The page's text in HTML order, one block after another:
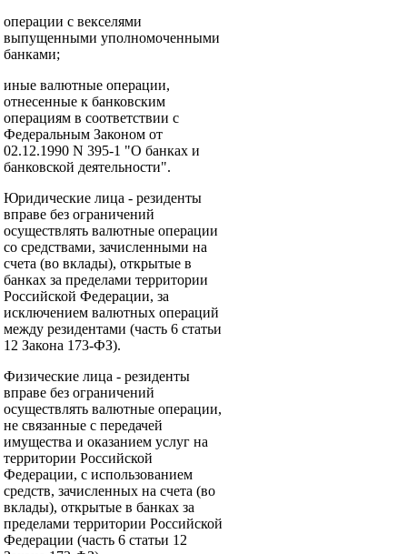
операции с векселями
выпущенными уполномоченными
банками;
иные валютные операции,
отнесенные к банковским
операциям в соответствии с
Федеральным Законом от
02.12.1990 N 395-1 "О банках и
банковской деятельности".
Юридические лица - резиденты
вправе без ограничений
осуществлять валютные операции
со средствами, зачисленными на
счета (во вклады), открытые в
банках за пределами территории
Российской Федерации, за
исключением валютных операций
между резидентами (часть 6 статьи
12 Закона 173-ФЗ).
Физические лица - резиденты
вправе без ограничений
осуществлять валютные операции,
не связанные с передачей
имущества и оказанием услуг на
территории Российской
Федерации, с использованием
средств, зачисленных на счета (во
вклады), открытые в банках за
пределами территории Российской
Федерации (часть 6 статьи 12